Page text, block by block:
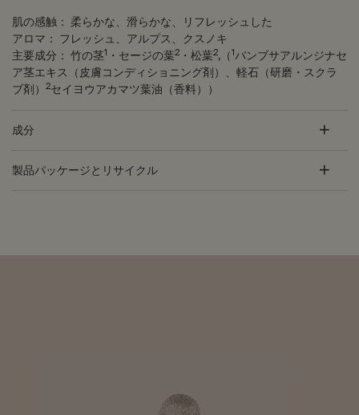
肌の感触： 柔らかな、滑らかな、リフレッシュした
アロマ： フレッシュ、アルプス、クスノキ
主要成分： 竹の茎1 ・セージの葉2 ・松葉2,（1バンブサアルンジナセ
ア茎エキス（皮膚コンディショニング剤）、軽石（研磨・スクラ
ブ剤）
2セイヨウアカマツ葉油（香料））
成分
製品パッケージとリサイクル